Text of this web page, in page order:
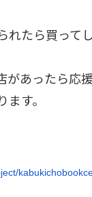
れたら買って
があったら応
す。